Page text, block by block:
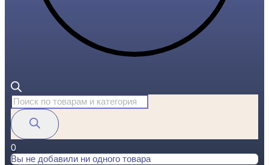
Поиск
товаров
0
Вы не добавили ни одного товара